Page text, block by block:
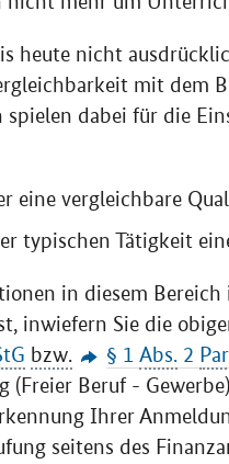
heute nicht
mit dem
spielen dabei für die
eine vergleichbare
typischen Tätigkeit
in diesem
inwiefern Sie die
bzw. § 1 Abs. 2
(Freier Beruf -
Ihrer
seitens des